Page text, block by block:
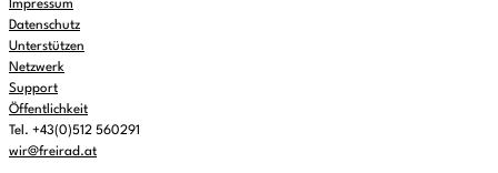
Impressum
Datenschutz
Unterstützen
Netzwerk
Support
Öffentlichkeit
Tel. +43(0)512 560291
wir@freirad.at